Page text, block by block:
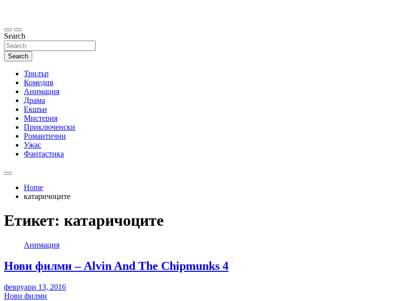
Search
Search
Трилър
Комедия
Анимация
Драма
Екшън
Мистерия
Приключенски
Романтични
Ужас
Фантастика
Home
катаричоците
Етикет: катаричоците
Анимация
Нови филми – Alvin And The Chipmunks 4
февруари 13, 2016
Нови филми